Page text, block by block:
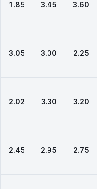
1.85 3.45 3.60
3.05 3.00 2.25
2.02 3.30 3.20
2.45 2.95 2.75